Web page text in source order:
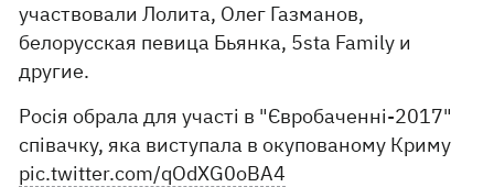
участвовали Лолита, Олег Газманов,
белорусская певица Бьянка, 5sta Family и
другие.
Росія обрала для участі в "Євробаченні-2017"
співачку, яка виступала в окупованому Криму
pic.twitter.com/qOdXG0oBA4